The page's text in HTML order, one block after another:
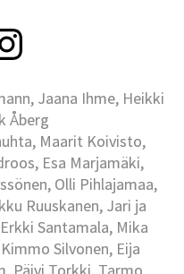
Jaana Ihme, Heikki
Åberg
Maarit Koivisto,
Esa Marjamäki,
Olli Pihlajamaa,
Ruuskanen, Jari ja
Santamala, Mika
Silvonen, Eija